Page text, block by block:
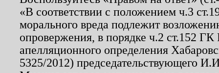
«В соответствии с положением ч.3
морального вреда подлежит
опровержения, в порядке ч.2 ст.152
апелляционного определения
5325/2012) председательствующего